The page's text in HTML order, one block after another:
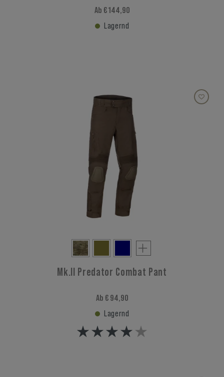
Ab € 144,90
Lagernd
Mk.II Predator Combat Pant
Ab € 94,90
Lagernd